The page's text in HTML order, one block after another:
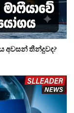
අවසන් තීන්දුවද?